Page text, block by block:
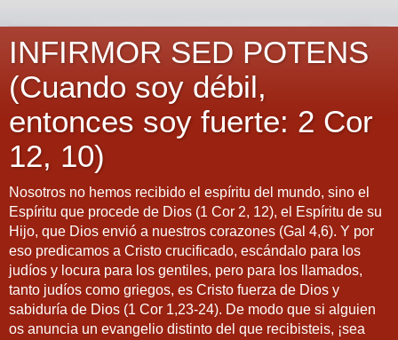
INFIRMOR SED POTENS
(Cuando soy débil,
entonces soy fuerte: 2 Cor
12, 10)
Nosotros no hemos recibido el espíritu del mundo, sino el
Espíritu que procede de Dios (1 Cor 2, 12), el Espíritu de su
Hijo, que Dios envió a nuestros corazones (Gal 4,6). Y por
eso predicamos a Cristo crucificado, escándalo para los
judíos y locura para los gentiles, pero para los llamados,
tanto judíos como griegos, es Cristo fuerza de Dios y
sabiduría de Dios (1 Cor 1,23-24). De modo que si alguien
os anuncia un evangelio distinto del que recibisteis, ¡sea